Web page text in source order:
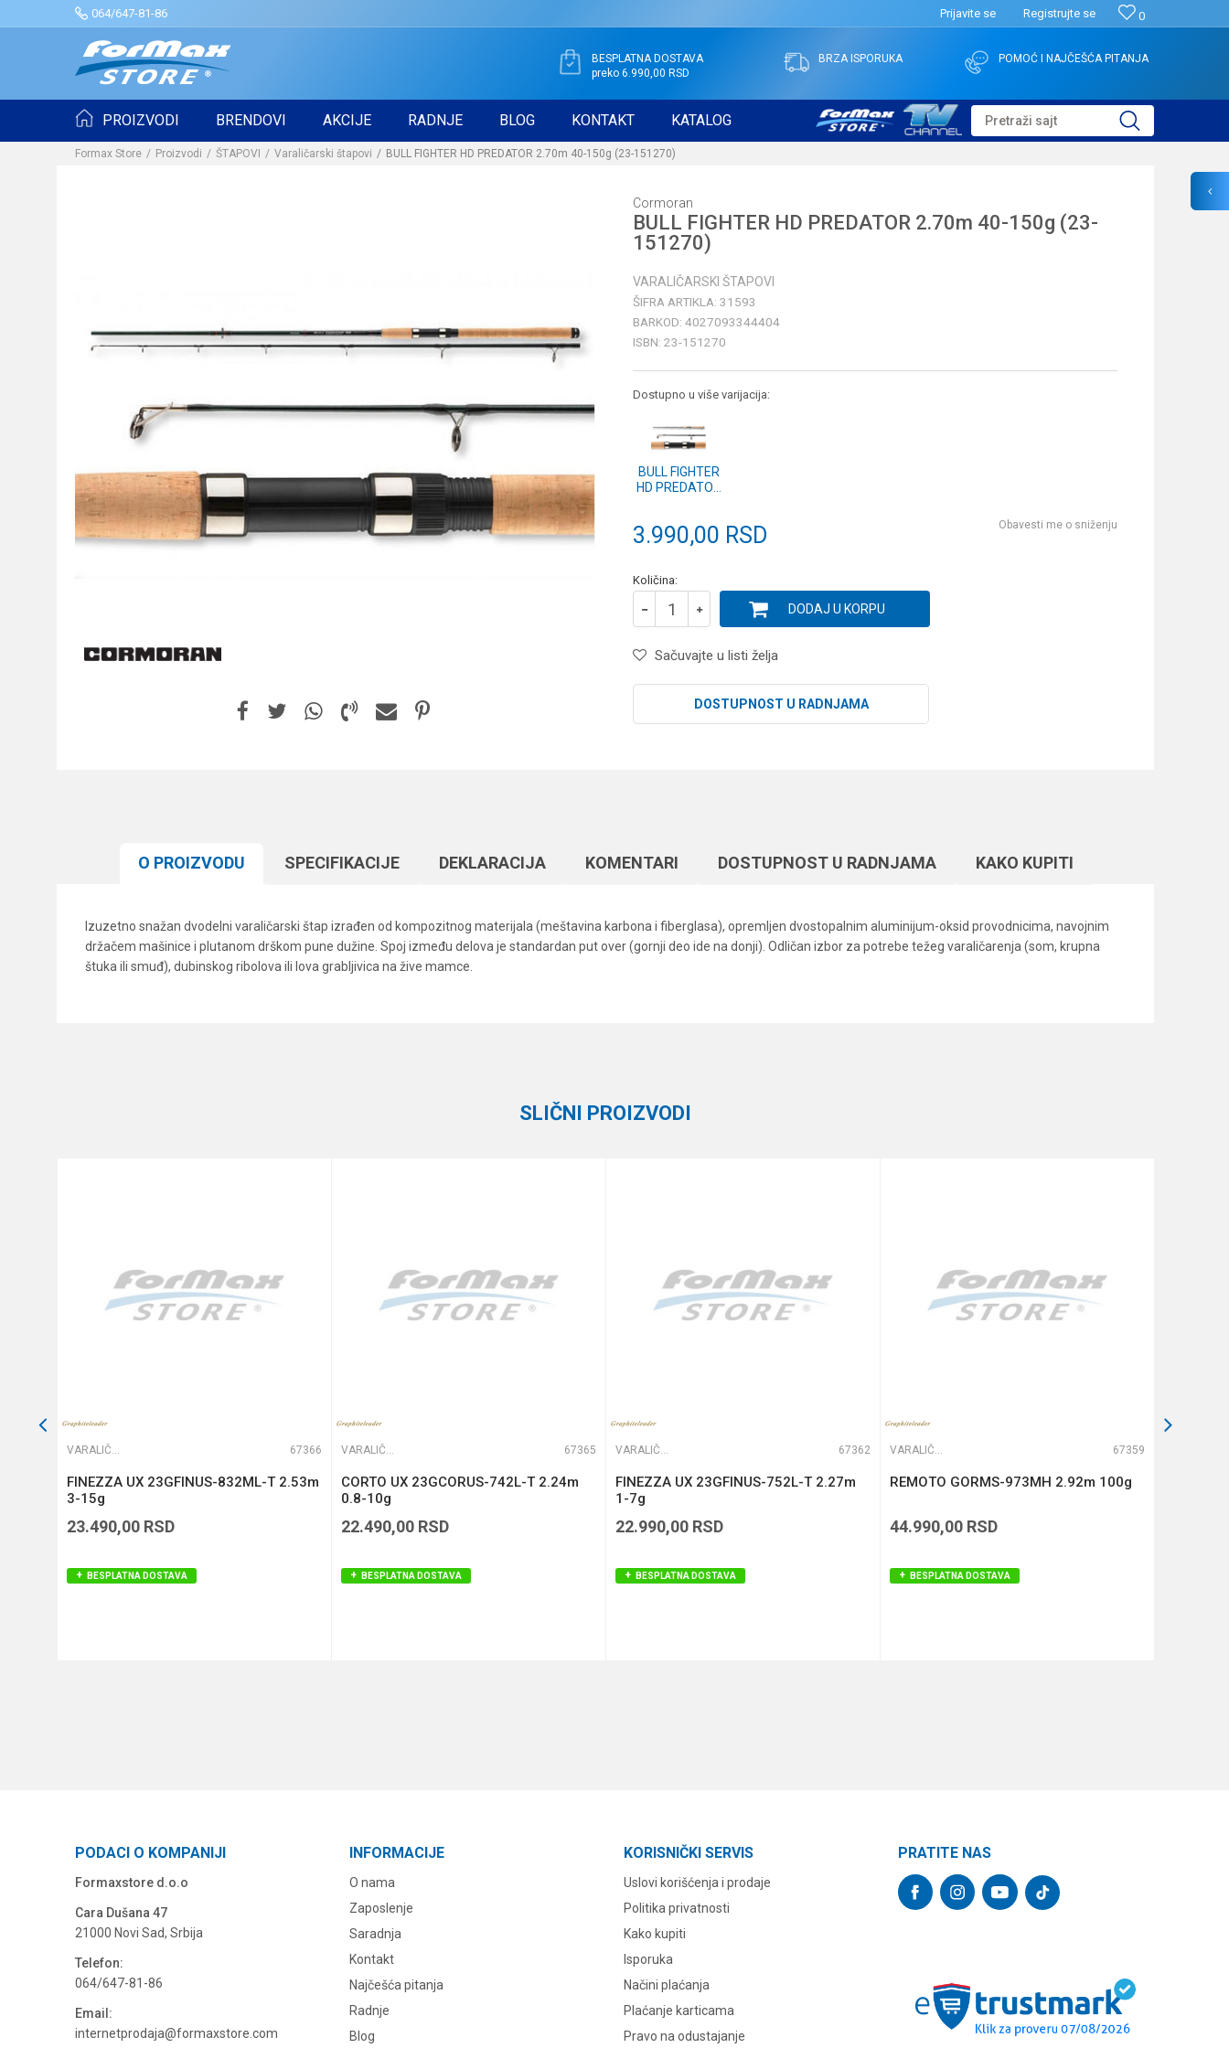
064/647-81-86 0
Prijavite se Registrujte se
BESPLATNA DOSTAVA
preko 6.990,00 RSD
BRZA ISPORUKA POMOĆ I NAJČEŠĆA PITANJA
PROIZVODI BRENDOVI AKCIJE RADNJE BLOG KONTAKT KATALOG Pretraži sajt
Formax Store Proizvodi ŠTAPOVI Varaličarski štapovi BULL FIGHTER HD PREDATOR 2.70m 40-150g (23-151270)
Cormoran
BULL FIGHTER HD PREDATOR 2.70m 40-150g (23-
151270)
VARALIČARSKI ŠTAPOVI
ŠIFRA ARTIKLA: 31593
BARKOD: 4027093344404
ISBN: 23-151270
Dostupno u više varijacija:
BULL FIGHTER
HD PREDATOR
3.990,00 RSD Obavesti me o sniženju
Količina:
DODAJ U KORPU
Sačuvajte u listi želja
DOSTUPNOST U RADNJAMA
O PROIZVODU SPECIFIKACIJЕ DEKLARACIJA KOMENTARI DOSTUPNOST U RADNJAMA KAKO KUPITI
Izuzetno snažan dvodelni varaličarski štap izrađen od kompozitnog materijala (meštavina karbona i fiberglasa), opremljen dvostopalnim aluminijum-oksid provodnicima, navojnim
držačem mašinice i plutanom drškom pune dužine. Spoj između delova je standardan put over (gornji deo ide na donji). Odličan izbor za potrebe težeg varaličarenja (som, krupna
štuka ili smuđ), dubinskog ribolova ili lova grabljivica na žive mamce.
Cormoran
SLIČNI PROIZVODI
VARALIČARSKI ŠTAPOVI 67366
FINEZZA UX 23GFINUS-832ML-T 2.53m
3-15g
23.490,00 RSD
BESPLATNA DOSTAVA
VARALIČARSKI ŠTAPOVI 67365
CORTO UX 23GCORUS-742L-T 2.24m
0.8-10g
22.490,00 RSD
BESPLATNA DOSTAVA
VARALIČARSKI ŠTAPOVI 67362
FINEZZA UX 23GFINUS-752L-T 2.27m
1-7g
22.990,00 RSD
BESPLATNA DOSTAVA
VARALIČARSKI ŠTAPOVI 67359
REMOTO GORMS-973MH 2.92m 100g
44.990,00 RSD
BESPLATNA DOSTAVA
PODACI O KOMPANIJI
Formaxstore d.o.o
Cara Dušana 47
21000 Novi Sad, Srbija
Telefon:
064/647-81-86
Email:
internetprodaja@formaxstore.com
INFORMACIJE
O nama
Zaposlenje
Saradnja
Kontakt
Najčešća pitanja
Radnje
Blog
KORISNIČKI SERVIS
Uslovi korišćenja i prodaje
Politika privatnosti
Kako kupiti
Isporuka
Načini plaćanja
Plaćanje karticama
Pravo na odustajanje
PRATITE NAS